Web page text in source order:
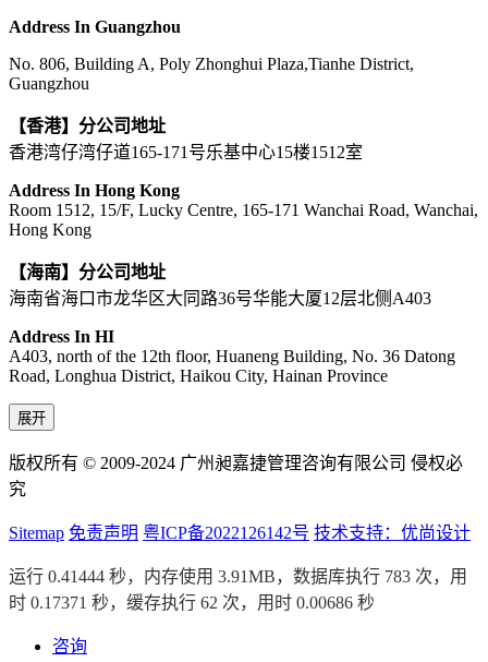
Address In Guangzhou
No. 806, Building A, Poly Zhonghui Plaza,Tianhe District,
Guangzhou
【香港】分公司地址
香港湾仔湾仔道165-171号乐基中心15楼1512室
Address In Hong Kong
Room 1512, 15/F, Lucky Centre, 165-171 Wanchai Road, Wanchai,
Hong Kong
【海南】分公司地址
海南省海口市龙华区大同路36号华能大厦12层北侧A403
Address In HI
A403, north of the 12th floor, Huaneng Building, No. 36 Datong
Road, Longhua District, Haikou City, Hainan Province
展开
版权所有 © 2009-2024 广州昶嘉捷管理咨询有限公司 侵权必
究
Sitemap 免责声明 粤ICP备2022126142号 技术支持：优尚设计
运行 0.41444 秒，内存使用 3.91MB，数据库执行 783 次，用
时 0.17371 秒，缓存执行 62 次，用时 0.00686 秒
咨询